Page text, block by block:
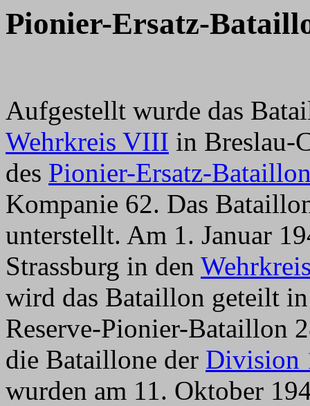
Pionier-Ersatz-
Aufgestellt wurde das
Wehrkreis VIII in Breslau-
des Pionier-Ersatz-
Kompanie 62. Das
unterstellt. Am 1. Januar
Strassburg in den
wird das Bataillon geteilt
Reserve-Pionier-Bataillon
die Bataillone der Division
wurden am 11. Oktober